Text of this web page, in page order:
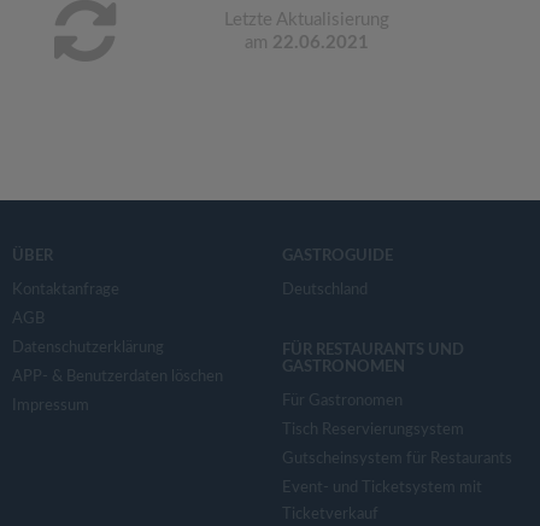
Letzte Aktualisierung
am 22.06.2021
ÜBER
Kontaktanfrage
AGB
Datenschutzerklärung
APP- & Benutzerdaten löschen
Impressum
GASTROGUIDE
Deutschland
FÜR RESTAURANTS UND
GASTRONOMEN
Für Gastronomen
Tisch Reservierungsystem
Gutscheinsystem für Restaurants
Event- und Ticketsystem mit
Ticketverkauf